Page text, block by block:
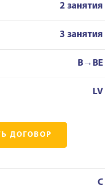
2 занятия
3 занятия
B→BE
LV
ДОГОВОР
C